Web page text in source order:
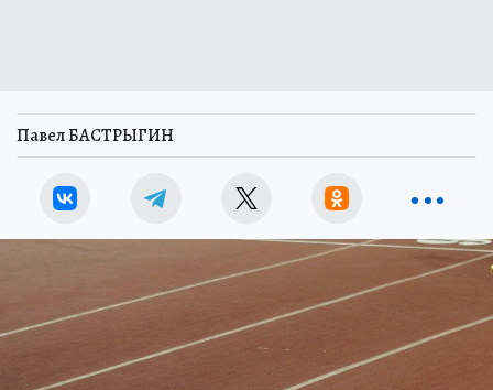
Павел БАСТРЫГИН